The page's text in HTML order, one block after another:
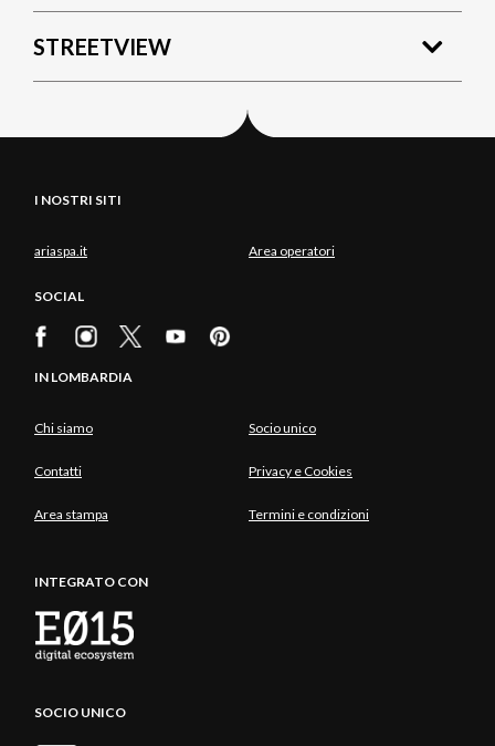
STREETVIEW
I NOSTRI SITI
ariaspa.it Area operatori
SOCIAL
IN LOMBARDIA
Chi siamo Socio unico
Contatti Privacy e Cookies
Area stampa Termini e condizioni
INTEGRATO CON
SOCIO UNICO